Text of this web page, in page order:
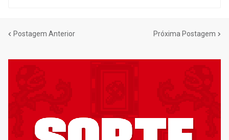
Postagem Anterior Próxima Postagem